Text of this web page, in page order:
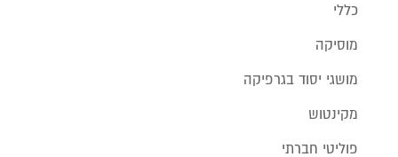
כללי
מוסיקה
מושגי יסוד בגרפיקה
מקינטוש
פוליטי חברתי